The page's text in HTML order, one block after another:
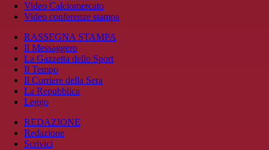
Video Calciomercato
Video conferenze stampa
RASSEGNA STAMPA
Il Messaggero
La Gazzetta dello Sport
Il Tempo
Il Corriere della Sera
La Repubblica
Leggo
REDAZIONE
Redazione
Scrivici